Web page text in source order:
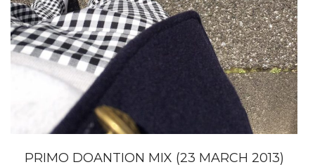
PRIMO DOANTION MIX (23 MARCH 2013)